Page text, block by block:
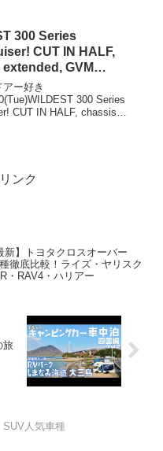
300 Series
CUT IN HALF,
GVM
& MORE!
ー好き
300 Series
CUT IN HALF, chassis
ンク
新】トヨタクロスオーバー
徹底比較！ライズ・ヤリスク
・RAV4・ハリアー
旅
SUV人気車種